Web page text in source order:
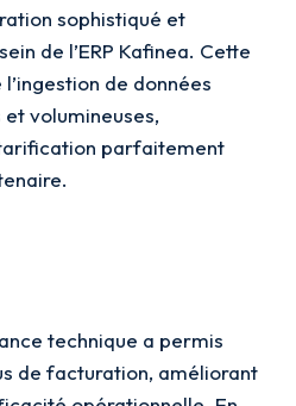
sophistiqué et
de l’ERP Kafinea. Cette
de données
volumineuses,
parfaitement
technique a permis
de facturation, améliorant